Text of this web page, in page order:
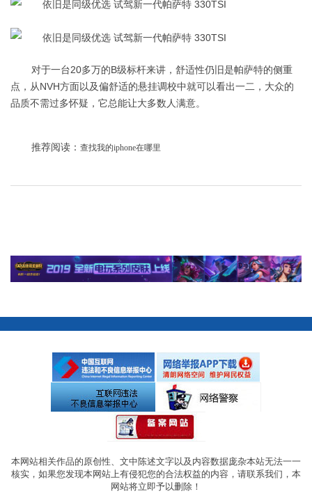
对于一台20多万的B级标杆来讲，舒适性仍旧是帕萨特的侧重
点，从NVH方面以及偏舒适的悬挂调校中就可以看出一二，大众的
品质不需过多怀疑，它总能让大多数人满意。
推荐阅读： 查找我的iphone在哪里
本网站相关作品的原创性、文中陈述文字以及内容数据庞杂本站无法一一
核实，如果您发现本网站上有侵犯您的合法权益的内容，请联系我们，本
网站将立即予以删除！